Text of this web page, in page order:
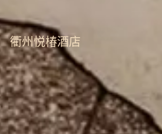
衢州悦椿酒店